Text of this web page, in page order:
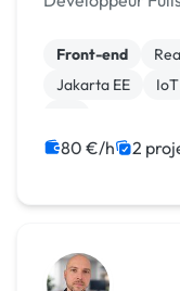
Front-end
Jakarta EE
IoT
80 €/h 2